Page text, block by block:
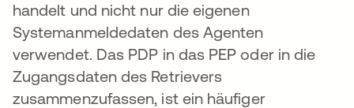
handelt und nicht nur die eigenen
Systemanmeldedaten des Agenten
verwendet. Das PDP in das PEP oder in die
Zugangsdaten des Retrievers
zusammenzufassen, ist ein häufiger